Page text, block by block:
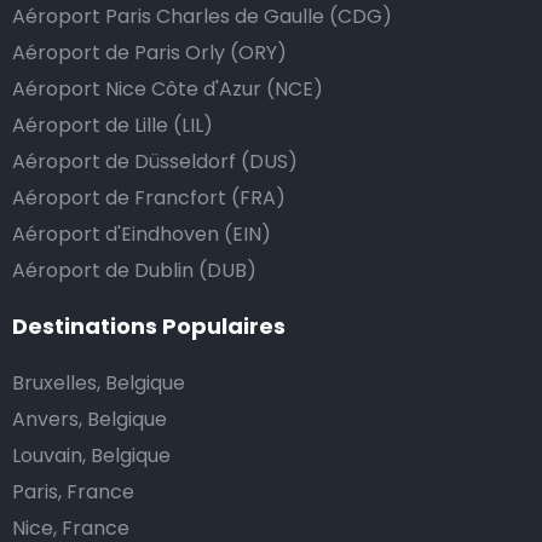
au chauffeur de ne pas rendre la monnaie après lui
avoir donné un billet plus élevé que le prix de la
course.
Combien coûte une navette d’aéroport à
Matosinhos?
L’un des plus gros avantages des transports
pour votre navette.
Contrairement aux taxis traditionnels, nous n’ajoutons
pas de frais supplémentaires au prix d’une course en
taxi de nuit, ni de supplément pour venir vous
chercher ou pour l’attente si votre vol a du retard.
Réservez votre navette d’aéroport abordable et
Aéroport Paris Charles de Gaulle (CDG)
Aéroport de Paris Orly (ORY)
Aéroport Nice Côte d'Azur (NCE)
Aéroport de Lille (LIL)
Aéroport de Düsseldorf (DUS)
Aéroport de Francfort (FRA)
Aéroport d'Eindhoven (EIN)
Aéroport de Dublin (DUB)
Destinations Populaires
Bruxelles, Belgique
Anvers, Belgique
Louvain, Belgique
Paris, France
Nice, France